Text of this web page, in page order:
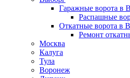
Гаражные ворота в
Распашные
Откатные ворота в
Ремонт
Москва
Калуга
Тула
Воронеж